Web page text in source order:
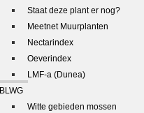
Staat deze plant er nog?
Meetnet Muurplanten
Nectarindex
Oeverindex
LMF-a (Dunea)
BLWG
Witte gebieden mossen